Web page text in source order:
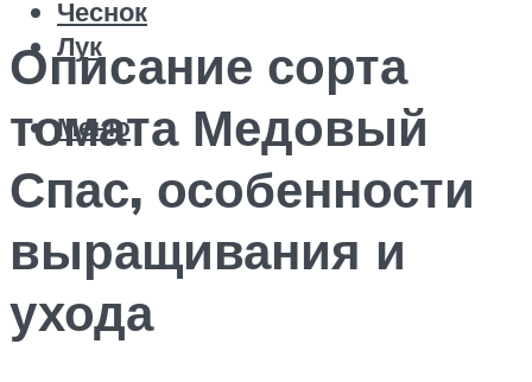
Чеснок
Лук
Меню
Описание сорта
томата Медовый
Спас, особенности
выращивания и
ухода